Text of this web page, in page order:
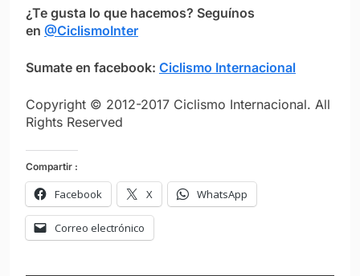
¿Te gusta lo que hacemos? Seguínos
en @CiclismoInter
Sumate en facebook: Ciclismo Internacional
Copyright © 2012-2017 Ciclismo Internacional. All
Rights Reserved
Compartir :
Facebook X WhatsApp
Correo electrónico